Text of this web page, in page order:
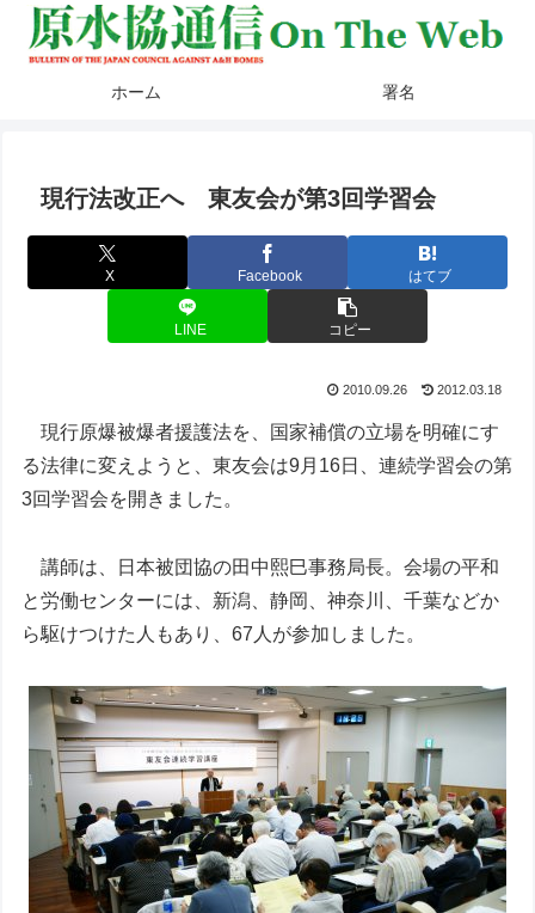
ホーム 署名
現行法改正へ 東友会が第3回学習会
X Facebook はてブ
LINE コピー
2010.09.26 2012.03.18
現行原爆被爆者援護法を、国家補償の立場を明確にす
る法律に変えようと、東友会は9月16日、連続学習会の第
3回学習会を開きました。
講師は、日本被団協の田中熙巳事務局長。会場の平和
と労働センターには、新潟、静岡、神奈川、千葉などか
ら駆けつけた人もあり、67人が参加しました。